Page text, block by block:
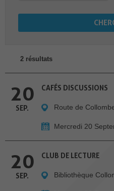
2 résultats
20
SEP.
CAFÉS DISCUSSIONS
Route de
Mercredi 20
20
SEP.
CLUB DE LECTURE
Bibliothèque